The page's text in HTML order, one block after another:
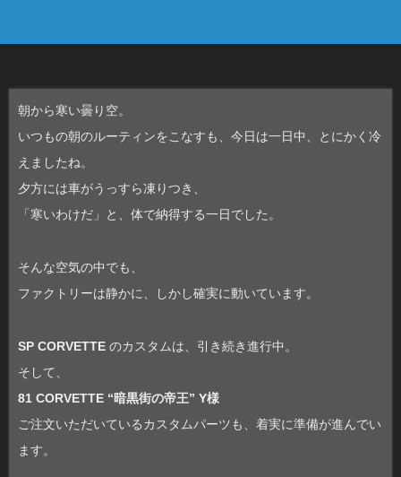
朝から寒い曇り空。
いつもの朝のルーティンをこなすも、今日は一日中、とにかく冷
えましたね。
夕方には車がうっすら凍りつき、
「寒いわけだ」と、体で納得する一日でした。
そんな空気の中でも、
ファクトリーは静かに、しかし確実に動いています。
SP CORVETTE のカスタムは、引き続き進行中。
そして、
81 CORVETTE “暗黒街の帝王” Y様
ご注文いただいているカスタムパーツも、着実に準備が進んでい
ます。